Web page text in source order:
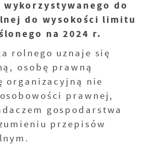
wykorzystywanego do
do wysokości limitu
na 2024 r.
rolnego uznaje się
osobę prawną
organizacyjną nie
prawnej,
gospodarstwa
przepisów
wśród
informacje są
formie zanonimizowanej.
na analityczne pliki cookies
wszystkich
najciekawsze informacje i
naszych partnerów.
cookies służą do
naszych komunikatów na
Twoich upodobań oraz
dotyczących przeglądanej
Treści promocyjne
na stronach podmiotów
będących naszymi
innych dostawców usług.
w charakterze pośredników
treści w postaci
komunikatów mediów